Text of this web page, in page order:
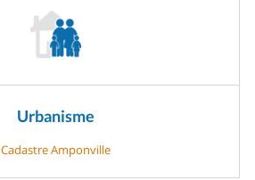
Urbanisme
Cadastre Amponville